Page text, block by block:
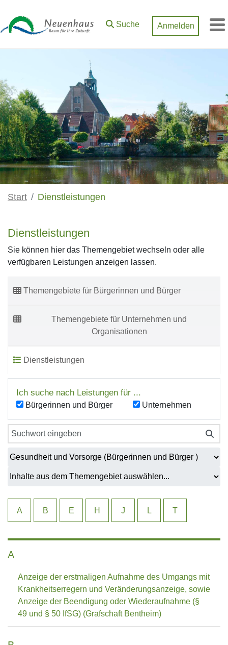
Suche Anmelden
Start Dienstleistungen
Dienstleistungen
Sie können hier das Themengebiet wechseln oder alle
verfügbaren Leistungen anzeigen lassen.
Themengebiete für Bürgerinnen und Bürger
Themengebiete für Unternehmen und
Organisationen
Dienstleistungen
Ich suche nach Leistungen für ...
Bürgerinnen und Bürger Unternehmen
A B E H J L T
A
Anzeige der erstmaligen Aufnahme des Umgangs mit
Krankheitserregern und Veränderungsanzeige, sowie
Anzeige der Beendigung oder Wiederaufnahme (§
49 und § 50 IfSG) (Grafschaft Bentheim)